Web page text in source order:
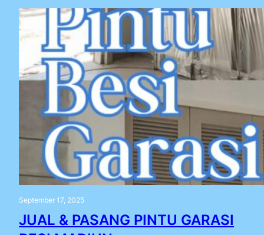
September 17, 2025
JUAL & PASANG PINTU GARASI